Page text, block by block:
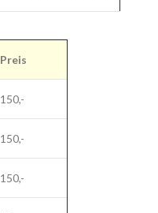
Preis
150,-
150,-
150,-